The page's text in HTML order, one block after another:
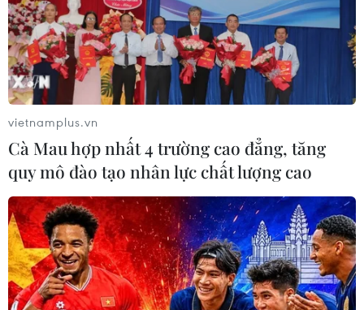
TIN CÙNG CHUYÊN MỤC
Iran và Oman thống nhất mở lại eo
vietnamplus.vn
Cà Mau hợp nhất 4 trường cao đẳng, tăng
quy mô đào tạo nhân lực chất lượng cao